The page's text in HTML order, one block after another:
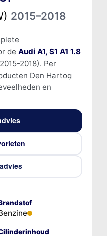
2015–2018
de Audi A1, S1 A1 1.8
2018). Per
Den Hartog
en